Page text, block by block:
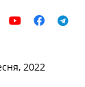
2022